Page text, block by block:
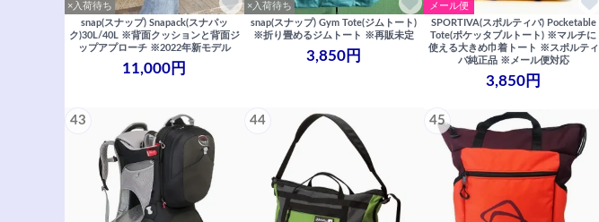
×入荷待ち
snap(スナップ) Snapack(スナパッ
ク)30L/40L ※背面クッションと背面ジ
ップアプローチ ※2022年新モデル
11,000円
×入荷待ち
snap(スナップ) Gym Tote(ジムトート)
※折り畳めるジムトート ※再販未定
3,850円
メール便
SPORTIVA(スポルティバ) Pocketable
Tote(ポケッタブルトート) ※マルチに
使える大きめ巾着トート ※スポルティ
バ純正品 ※メール便対応
3,850円
43 44 45